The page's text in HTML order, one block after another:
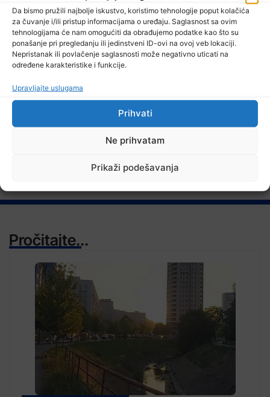
Da bismo pružili najbolje iskustvo, koristimo tehnologije poput kolačića
za čuvanje i/ili pristup informacijama o uređaju. Saglasnost sa ovim
tehnologijama će nam omogućiti da obrađujemo podatke kao što su
ponašanje pri pregledanju ili jedinstveni ID-ovi na ovoj veb lokaciji.
Nepristanak ili povlačenje saglasnosti može negativno uticati na
određene karakteristike i funkcije.
Upravljajte uslugama
Prihvati
Ne prihvatam
Prikaži podešavanja
7 Augusta, 2026
Zenički rudari još uvijek u jami, poznato zdravstveno stanje
TV RASPORED
Pročitajte...